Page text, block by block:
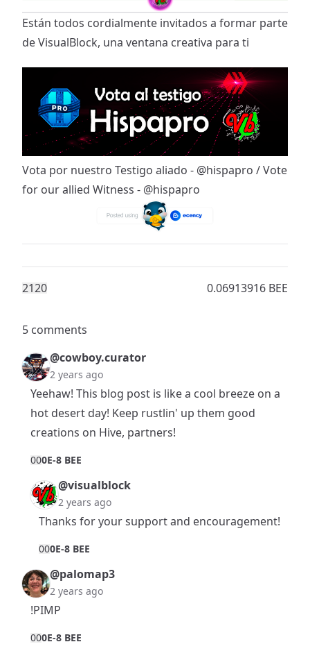
Están todos cordialmente invitados a formar parte
de VisualBlock, una ventana creativa para ti
Vota por nuestro Testigo aliado - @hispapro /Vote
for our allied Witness - @hispapro
2120 0.06913916 BEE
5 comments
@cowboy.curator
2 years ago
Yeehaw! This blog post is like a cool breeze on a
hot desert day! Keep rustlin' up them good
creations on Hive, partners!
000E-8 BEE
@visualblock
2 years ago
Thanks for your support and encouragement!
000E-8 BEE
@palomap3
2 years ago
!PIMP
000E-8 BEE